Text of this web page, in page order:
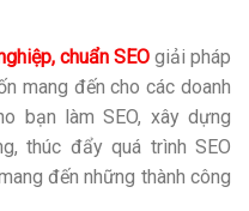
chuẩn SEOgiải pháp
mang đến cho các doanh
bạn làm SEO, xây dựng
thúc đẩy quá trình SEO
đến những thành công